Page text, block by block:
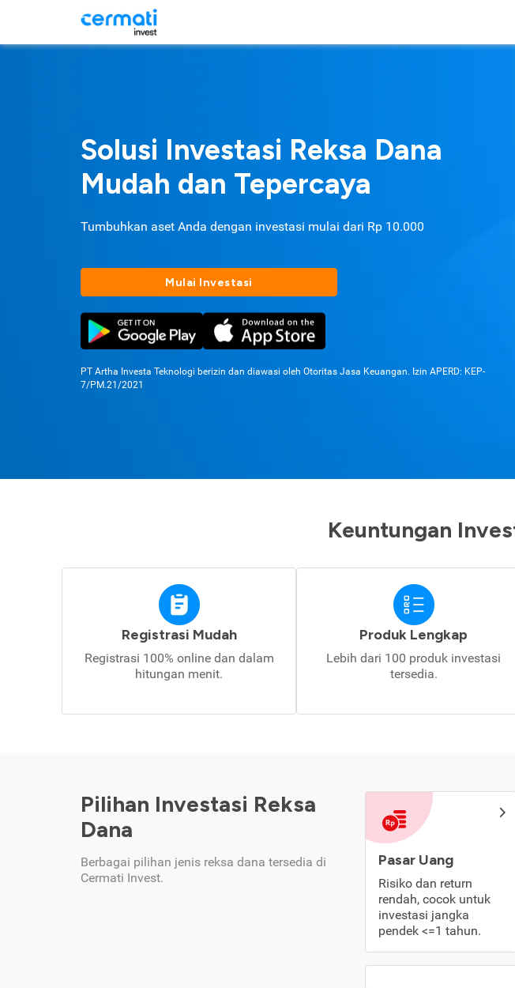
Solusi Investasi Reksa Dana
Mudah dan Tepercaya
Tumbuhkan aset Anda dengan investasi mulai dari Rp 10.000
Mulai Investasi
PT Artha Investa Teknologi berizin dan diawasi oleh Otoritas Jasa Keuangan. Izin APERD: KEP-
7/PM.21/2021
Keuntungan
Registrasi Mudah
Registrasi 100% online dan dalam
hitungan menit.
Produk Lengkap
Lebih dari 100 produk investasi
tersedia.
Pilihan Investasi Reksa
Dana
Berbagai pilihan jenis reksa dana tersedia di
Cermati Invest.
Pasar Uang
Risiko dan return
rendah, cocok untuk
investasi jangka
pendek <=1 tahun.